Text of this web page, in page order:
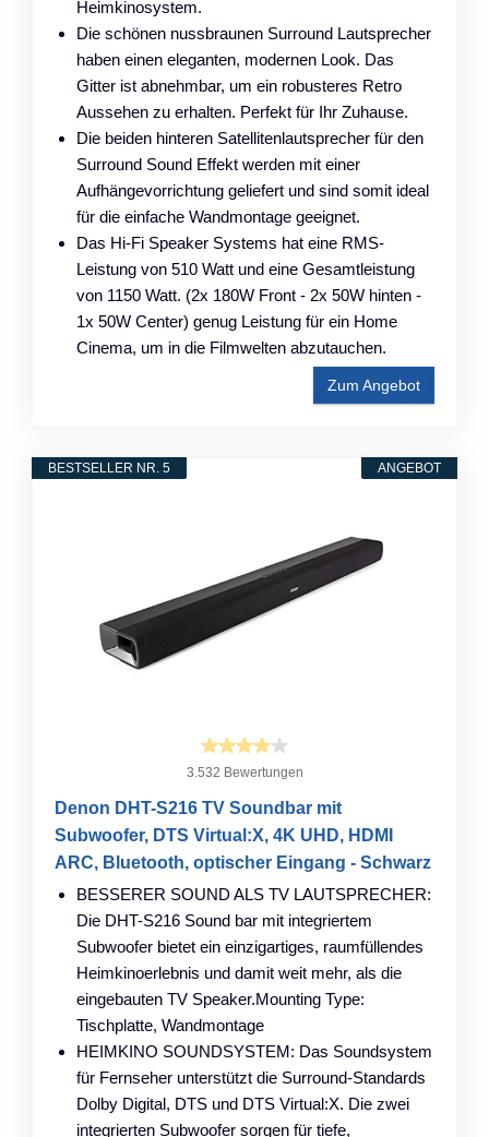
Heimkinosystem.
Die schönen nussbraunen Surround Lautsprecher
haben einen eleganten, modernen Look. Das
Gitter ist abnehmbar, um ein robusteres Retro
Aussehen zu erhalten. Perfekt für Ihr Zuhause.
Die beiden hinteren Satellitenlautsprecher für den
Surround Sound Effekt werden mit einer
Aufhängevorrichtung geliefert und sind somit ideal
für die einfache Wandmontage geeignet.
Das Hi-Fi Speaker Systems hat eine RMS-
Leistung von 510 Watt und eine Gesamtleistung
von 1150 Watt. (2x 180W Front - 2x 50W hinten -
1x 50W Center) genug Leistung für ein Home
Cinema, um in die Filmwelten abzutauchen.
Zum Angebot
ANGEBOT
BESTSELLER NR. 5
3.532 Bewertungen
Denon DHT-S216 TV Soundbar mit
Subwoofer, DTS Virtual:X, 4K UHD, HDMI
ARC, Bluetooth, optischer Eingang - Schwarz
BESSERER SOUND ALS TV LAUTSPRECHER:
Die DHT-S216 Sound bar mit integriertem
Subwoofer bietet ein einzigartiges, raumfüllendes
Heimkinoerlebnis und damit weit mehr, als die
eingebauten TV Speaker.Mounting Type:
Tischplatte, Wandmontage
HEIMKINO SOUNDSYSTEM: Das Soundsystem
für Fernseher unterstützt die Surround-Standards
Dolby Digital, DTS und DTS Virtual:X. Die zwei
integrierten Subwoofer sorgen für tiefe,